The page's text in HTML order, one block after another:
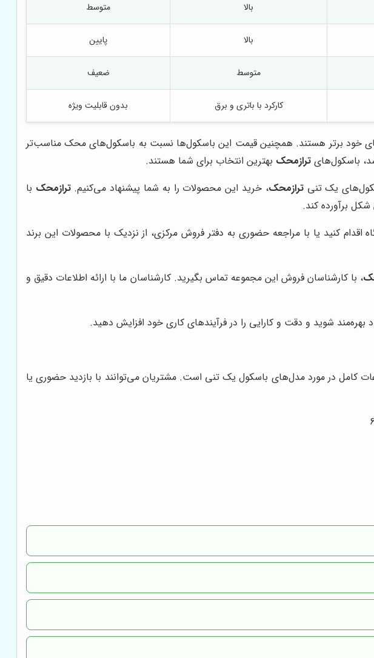
بالا متوسط
بالا پایین
متوسط ضعیف
کارکرد با باتری و برق بدون قابلیت ویژه
خود برتر هستند. همچنین قیمت این باسکول‌ها نسبت به باسکول‌های محک مناسب‌تر
باسکول‌های ترازمحک بهترین انتخاب برای شما هستند.
یک تنیترازمحک، خرید این محصولات را به شما پیشنهاد می‌کنیم.ترازمحک با
برآورده کند.
کنید یا با مراجعه حضوری به دفتر فروش مرکزی، از نزدیک با محصولات این برند
، با کارشناسان فروش این مجموعه تماس بگیرید. کارشناسان ما با ارائه اطلاعات دقیق و
بهره‌مند شوید و دقت و کارایی را در فرآیندهای کاری خود افزایش دهید.
کامل در مورد مدل‌های باسکول یک تنی است. مشتریان می‌توانند با بازدید حضوری یا